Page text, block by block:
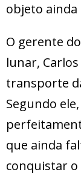
objeto ainda
O gerente
lunar,
transporte
Segundo
que ainda
conquistar